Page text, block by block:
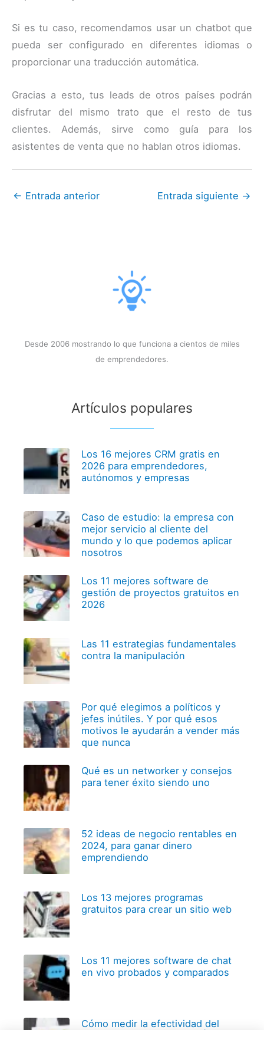
Si es tu caso, recomendamos usar un chatbot que
pueda ser configurado en diferentes idiomas o
proporcionar una traducción automática.
Gracias a esto, tus leads de otros países podrán
disfrutar del mismo trato que el resto de tus
clientes. Además, sirve como guía para los
asistentes de venta que no hablan otros idiomas.
← Entrada anterior Entrada siguiente →
Desde 2006 mostrando lo que funciona a cientos de miles
de emprendedores.
Artículos populares
Los 16 mejores CRM gratis en
2026 para emprendedores,
autónomos y empresas
Caso de estudio: la empresa con
mejor servicio al cliente del
mundo y lo que podemos aplicar
nosotros
Los 11 mejores software de
gestión de proyectos gratuitos en
2026
Las 11 estrategias fundamentales
contra la manipulación
Por qué elegimos a políticos y
jefes inútiles. Y por qué esos
motivos le ayudarán a vender más
que nunca
Qué es un networker y consejos
para tener éxito siendo uno
52 ideas de negocio rentables en
2024, para ganar dinero
emprendiendo
Los 13 mejores programas
gratuitos para crear un sitio web
Los 11 mejores software de chat
en vivo probados y comparados
Cómo medir la efectividad del